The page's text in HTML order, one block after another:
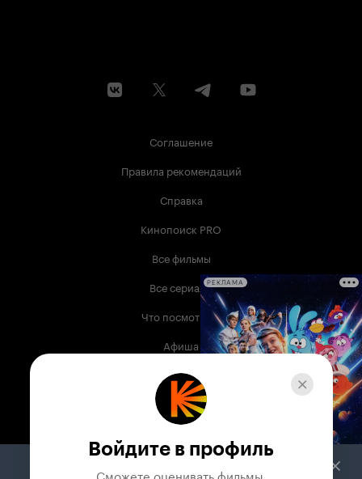
Соглашение
Правила рекомендаций
Справка
Кинопоиск PRO
Все фильмы
Все сериалы
Что посмотреть
Афиша
Музыка
Телепрограмма
Служба поддержки
РЕКЛАМА
Войдите в профиль
Сможете оценивать фильмы,